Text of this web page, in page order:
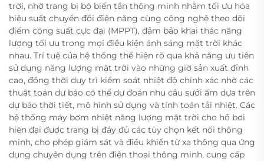
trời, nhờ trang bị bộ biến tần thông minh nhằm tối ưu hóa
hiệu suất chuyển đổi điện năng cùng công nghệ theo dõi
điểm công suất cực đại (MPPT), đảm bảo khai thác năng
lượng tối ưu trong mọi điều kiện ánh sáng mặt trời khác
nhau. Trí tuệ của hệ thống thể hiện rõ qua khả năng ưu tiên
sử dụng năng lượng mặt trời vào những giờ sản xuất đỉnh
cao, đồng thời duy trì kiểm soát nhiệt độ chính xác nhờ các
thuật toán dự báo có thể dự đoán nhu cầu sưởi ấm dựa trên
dự báo thời tiết, mô hình sử dụng và tính toán tải nhiệt. Các
hệ thống máy bơm nhiệt năng lượng mặt trời cho hồ bơi
hiện đại được trang bị đầy đủ các tùy chọn kết nối thông
minh, cho phép giám sát và điều khiển từ xa thông qua ứng
dụng chuyên dụng trên điện thoại thông minh, cung cấp